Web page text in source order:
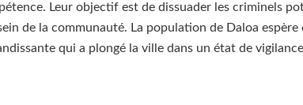
Leur objectif est de dissuader les criminels
de la communauté. La population de Daloa
qui a plongé la ville dans un état de